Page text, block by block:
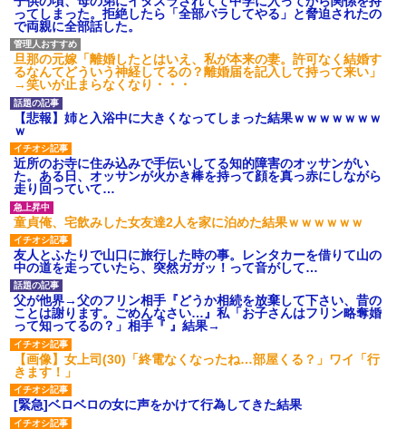
ってしまった。拒絶したら「全部バラしてやる」と脅迫されたの
で両親に全部話した。
旦那の元嫁「離婚したとはいえ、私が本来の妻。許可なく結婚す
るなんてどういう神経してるの？離婚届を記入して持って来い」
→笑いが止まらなくなり・・・
【悲報】姉と入浴中に大きくなってしまった結果ｗｗｗｗｗｗｗ
ｗ
近所のお寺に住み込みで手伝いしてる知的障害のオッサンがい
た。ある日、オッサンが火かき棒を持って顔を真っ赤にしながら
走り回っていて…
童貞俺、宅飲みした女友達2人を家に泊めた結果ｗｗｗｗｗｗ
友人とふたりで山口に旅行した時の事。レンタカーを借りて山の
中の道を走っていたら、突然ガガッ！って音がして…
父が他界→父のフリン相手『どうか相続を放棄して下さい、昔の
ことは謝ります。ごめんなさい…』私「お子さんはフリン略奪婚
って知ってるの？」相手『 』結果→
【画像】女上司(30)「終電なくなったね…部屋くる？」ワイ「行
きます！」
[緊急]ベロベロの女に声をかけて行為してきた結果